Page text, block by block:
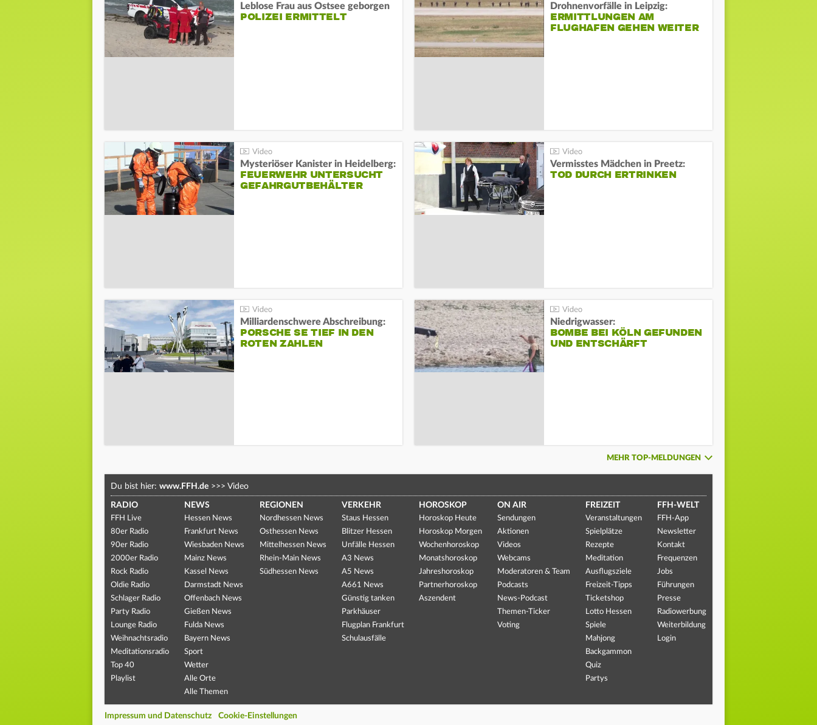
Leblose Frau aus Ostsee geborgen
POLIZEI ERMITTELT
Drohnenvorfälle in Leipzig:
ERMITTLUNGEN AM
FLUGHAFEN GEHEN WEITER
Mysteriöser Kanister in Heidelberg:
FEUERWEHR UNTERSUCHT
GEFAHRGUTBEHÄLTER
Vermisstes Mädchen in Preetz:
TOD DURCH ERTRINKEN
Milliardenschwere Abschreibung:
PORSCHE SE TIEF IN DEN
ROTEN ZAHLEN
Niedrigwasser:
BOMBE BEI KÖLN GEFUNDEN
UND ENTSCHÄRFT
MEHR TOP-MELDUNGEN
Du bist hier: www.FFH.de >>> Video
RADIO
FFH Live
80er Radio
90er Radio
2000er Radio
Rock Radio
Oldie Radio
Schlager Radio
Party Radio
Lounge Radio
Weihnachtsradio
Meditationsradio
Top 40
Playlist
NEWS
Hessen News
Frankfurt News
Wiesbaden News
Mainz News
Kassel News
Darmstadt News
Offenbach News
Gießen News
Fulda News
Bayern News
Sport
Wetter
Alle Orte
Alle Themen
REGIONEN
Nordhessen News
Osthessen News
Mittelhessen News
Rhein-Main News
Südhessen News
VERKEHR
Staus Hessen
Blitzer Hessen
Unfälle Hessen
A3 News
A5 News
A661 News
Günstig tanken
Parkhäuser
Flugplan Frankfurt
Schulausfälle
HOROSKOP
Horoskop Heute
Horoskop Morgen
Wochenhoroskop
Monatshoroskop
Jahreshoroskop
Partnerhoroskop
Aszendent
ON AIR
Sendungen
Aktionen
Videos
Webcams
Moderatoren & Team
Podcasts
News-Podcast
Themen-Ticker
Voting
FREIZEIT
Veranstaltungen
Spielplätze
Rezepte
Meditation
Ausflugsziele
Freizeit-Tipps
Ticketshop
Lotto Hessen
Spiele
Mahjong
Backgammon
Quiz
Partys
FFH-WELT
FFH-App
Newsletter
Kontakt
Frequenzen
Jobs
Führungen
Presse
Radiowerbung
Weiterbildung
Login
Impressum und Datenschutz Cookie-Einstellungen